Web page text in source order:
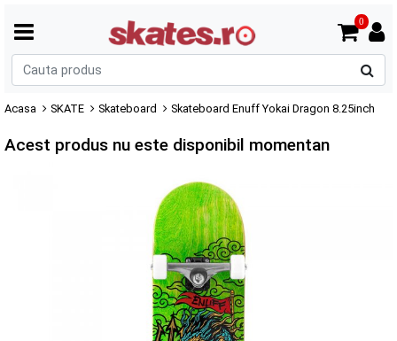
0
Acasa SKATE Skateboard Skateboard Enuff Yokai Dragon 8.25inch
Acest produs nu este disponibil momentan